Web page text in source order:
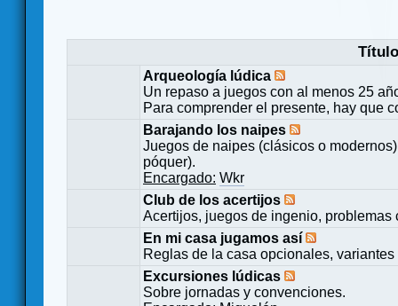
Título
Arqueología lúdica
Un repaso a juegos con al menos 25
Para comprender el presente, hay que
Barajando los naipes
Juegos de naipes (clásicos o
póquer).
Encargado: Wkr
Club de los acertijos
Acertijos, juegos de ingenio,
En mi casa jugamos así
Reglas de la casa opcionales,
Excursiones lúdicas
Sobre jornadas y convenciones.